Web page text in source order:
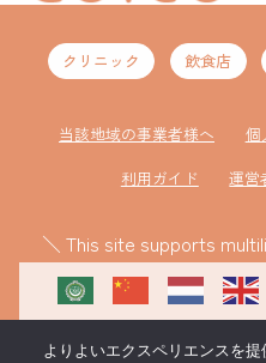
クリニック 飲食店
当該地域の事業者様へ 個
利用ガイド
運営
＼ This site supports
よりよいエクスペリエンスを